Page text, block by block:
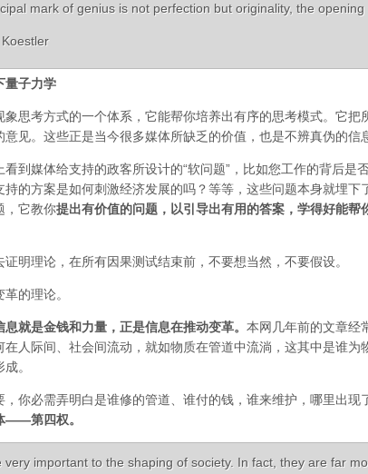
mark of genius is not perfection but originality, the opening
量子力学
象思考方式的一个体系，它能帮你培养出有序的思考模式。它把
见。这些正是当今很多媒体所缺乏的价值，也是不辨真伪的信
到媒体给支持的政客所设计的“软问题”，比如您工作的背后是
持的方案是如何刺激经济发展的吗？等等，这些问题本身就埋下
，它教你提出有价值的问题，以引导出有用的答案，学得好能帮
明理论，在所有因果测试结束前，不要想当然，不要假设。
的理论。
息就是金钱和力量，正是信息在推动变革。 本网几年前的文章经
在人际间、社会间流动，就如物质在管道中流淌，这其中是谁为
。
你必需弄明白是谁修的管道、谁付的钱，谁来维护，哪里出现
——第四权。
very important to the shaping of society. In fact, they are far